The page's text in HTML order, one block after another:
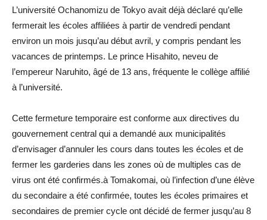
L’université Ochanomizu de Tokyo avait déjà déclaré qu’elle
fermerait les écoles affiliées à partir de vendredi pendant
environ un mois jusqu’au début avril, y compris pendant les
vacances de printemps. Le prince Hisahito, neveu de
l’empereur Naruhito, âgé de 13 ans, fréquente le collège affilié
à l’université.
Cette fermeture temporaire est conforme aux directives du
gouvernement central qui a demandé aux municipalités
d’envisager d’annuler les cours dans toutes les écoles et de
fermer les garderies dans les zones où de multiples cas de
virus ont été confirmés.à Tomakomai, où l’infection d’une élève
du secondaire a été confirmée, toutes les écoles primaires et
secondaires de premier cycle ont décidé de fermer jusqu’au 8